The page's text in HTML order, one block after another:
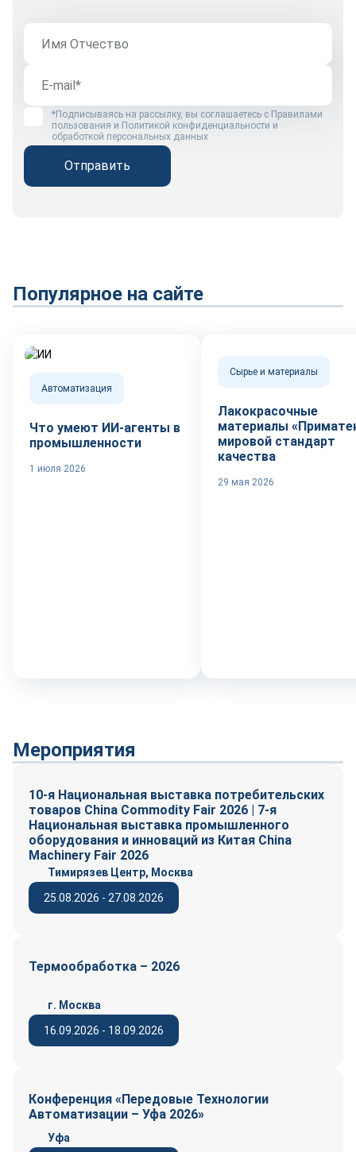
*Подписываясь на рассылку, вы соглашаетесь с Правилами
пользования и Политикой конфиденциальности и
обработкой персональных данных
Отправить
Популярное на сайте
Автоматизация
Что умеют ИИ-агенты в
промышленности
1 июля 2026
Сырье и материалы
Лакокрасочные
материалы
мировой стандарт
качества
29 мая 2026
Мероприятия
10-я Национальная выставка потребительских
товаров China Commodity Fair 2026 | 7-я
Национальная выставка промышленного
оборудования и инноваций из Китая China
Machinery Fair 2026
25.08.2026 - 27.08.2026
Тимирязев Центр, Москва
Термообработка – 2026
16.09.2026 - 18.09.2026
г. Москва
Конференция «Передовые Технологии
Автоматизации – Уфа 2026»
Уфа